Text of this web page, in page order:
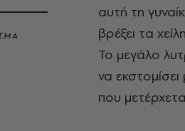
αυτή τη
βρέξει τα
Το μεγάλο
να
που